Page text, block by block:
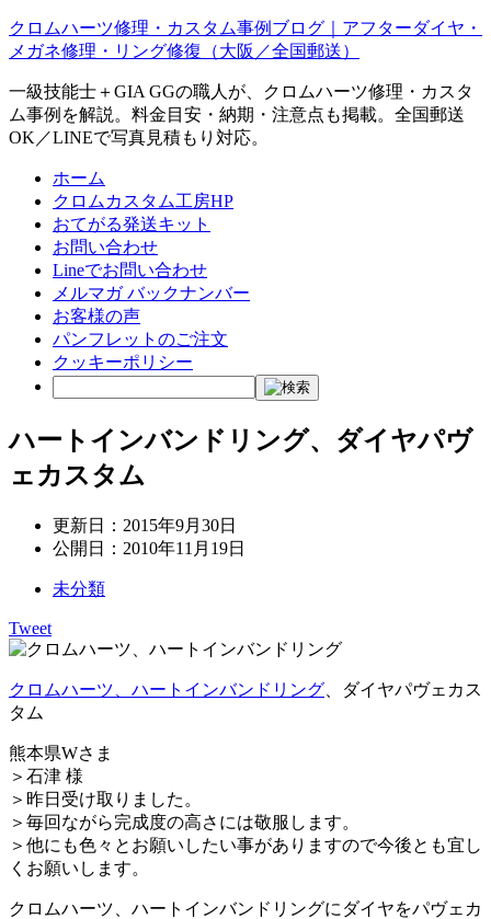
クロムハーツ修理・カスタム事例ブログ｜アフターダイヤ・
メガネ修理・リング修復（大阪／全国郵送）
一級技能士＋GIA GGの職人が、クロムハーツ修理・カスタ
ム事例を解説。料金目安・納期・注意点も掲載。全国郵送
OK／LINEで写真見積もり対応。
ホーム
クロムカスタム工房HP
おてがる発送キット
お問い合わせ
Lineでお問い合わせ
メルマガ バックナンバー
お客様の声
パンフレットのご注文
クッキーポリシー
ハートインバンドリング、ダイヤパヴ
ェカスタム
更新日： 2015年9月30日
公開日： 2010年11月19日
未分類
Tweet
クロムハーツ、ハートインバンドリング 、ダイヤパヴェカス
タム
熊本県Wさま
＞石津 様
＞昨日受け取りました。
＞毎回ながら完成度の高さには敬服します。
＞他にも色々とお願いしたい事がありますので今後とも宜し
くお願いします。
クロムハーツ、ハートインバンドリングにダイヤをパヴェカ